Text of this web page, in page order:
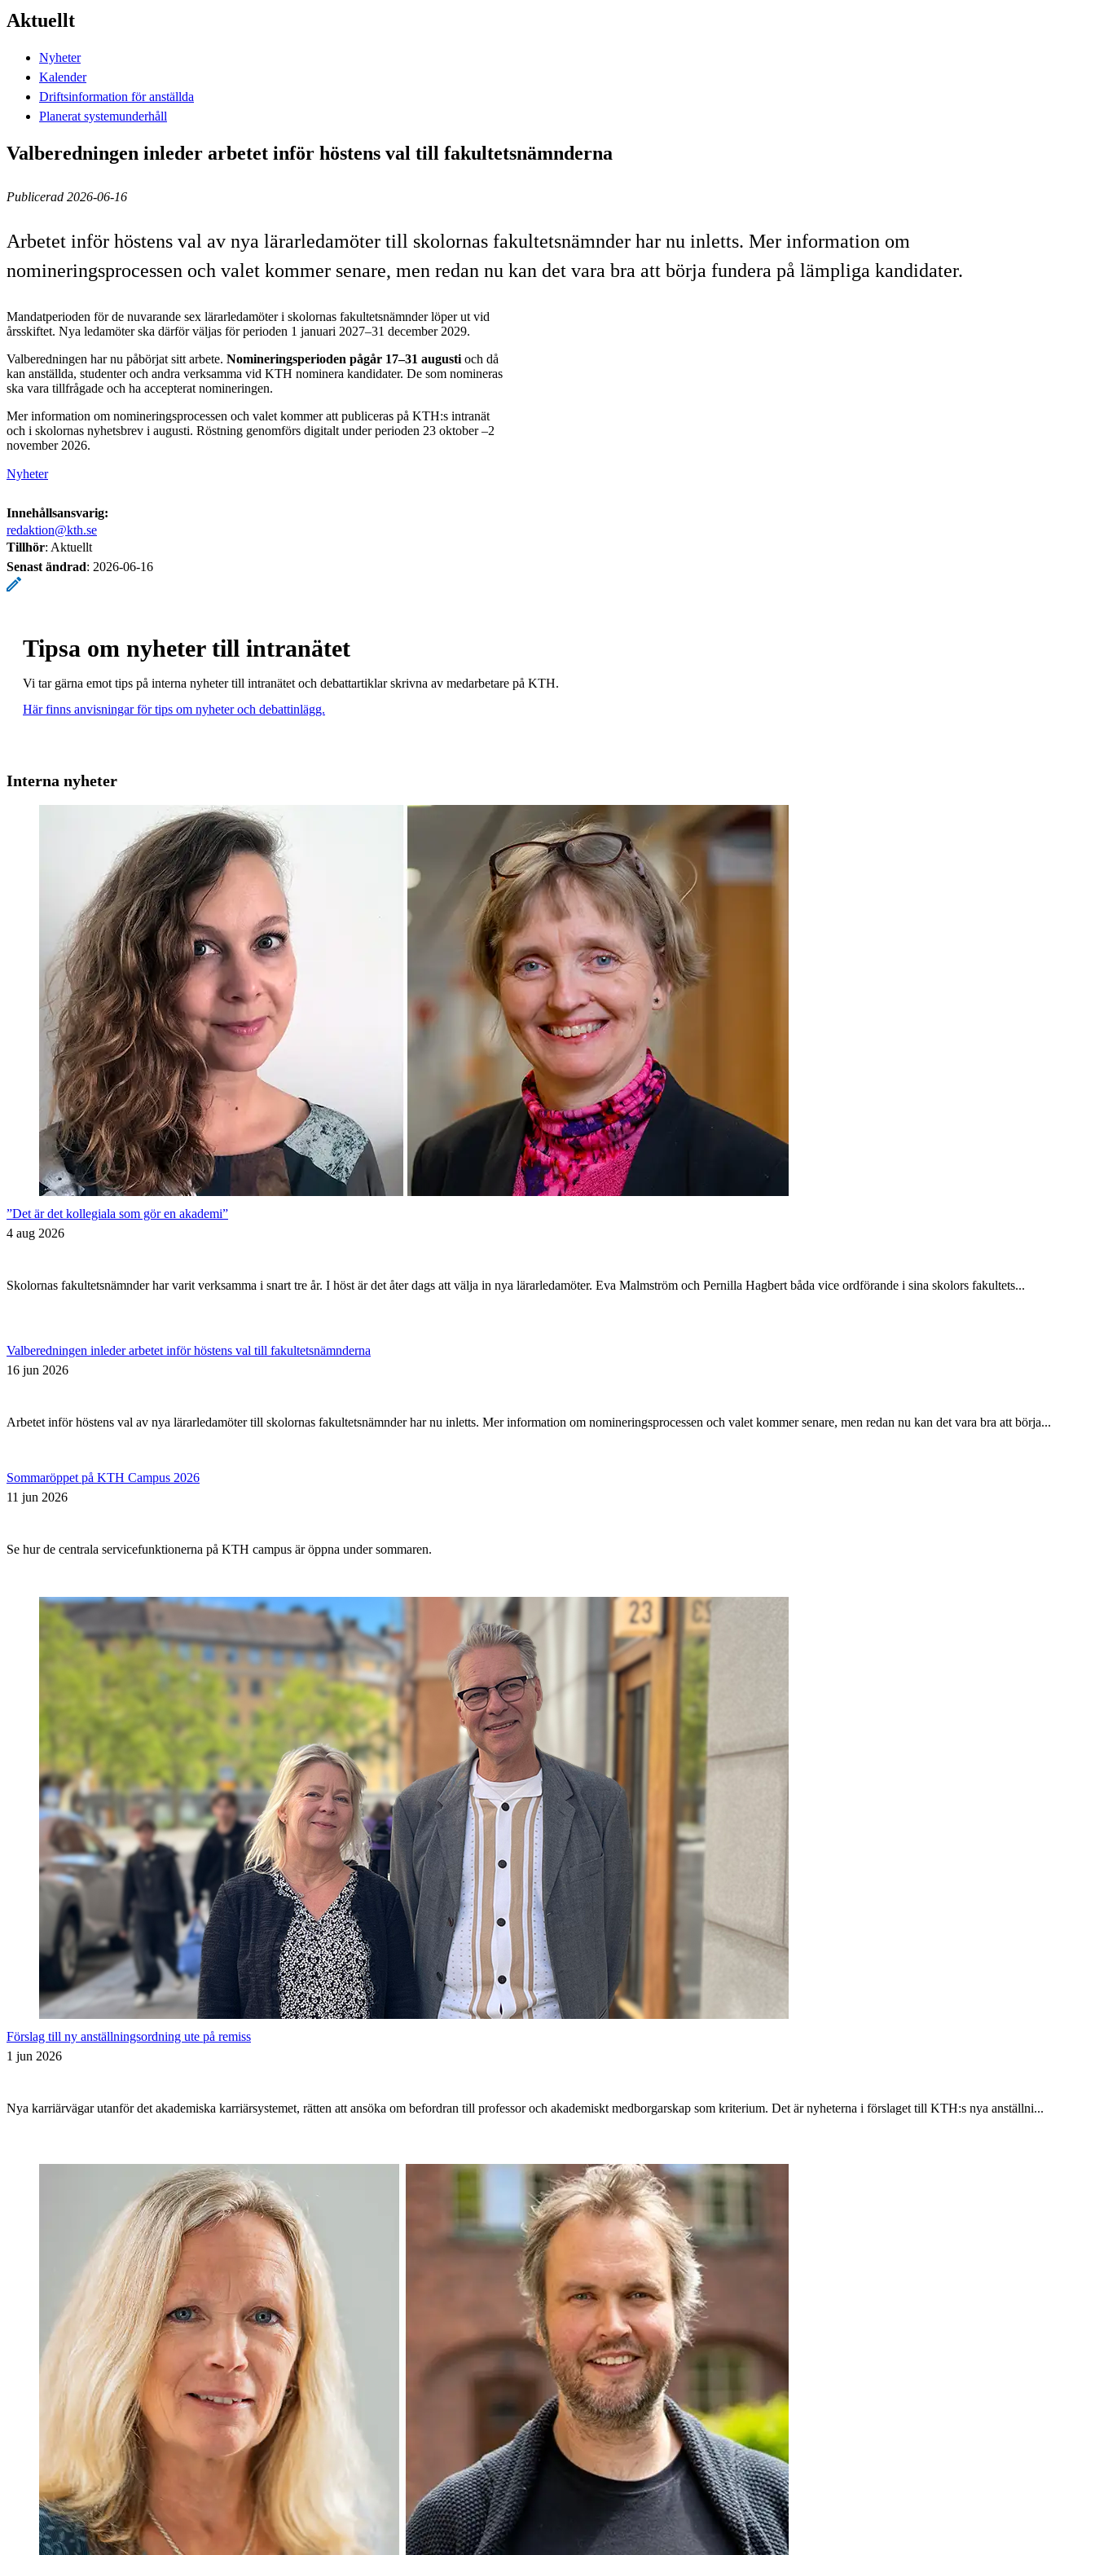
Aktuellt
Nyheter
Kalender
Driftsinformation för anställda
Planerat systemunderhåll
Valberedningen inleder arbetet inför höstens val till fakultetsnämnderna
Publicerad 2026-06-16
Arbetet inför höstens val av nya lärarledamöter till skolornas fakultetsnämnder har nu inletts. Mer information om
nomineringsprocessen och valet kommer senare, men redan nu kan det vara bra att börja fundera på lämpliga kandidater.
Mandatperioden för de nuvarande sex lärarledamöter i skolornas fakultetsnämnder löper ut vid
årsskiftet. Nya ledamöter ska därför väljas för perioden 1 januari 2027–31 december 2029.
Valberedningen har nu påbörjat sitt arbete. Nomineringsperioden pågår 17–31 augusti och då
kan anställda, studenter och andra verksamma vid KTH nominera kandidater. De som nomineras
ska vara tillfrågade och ha accepterat nomineringen.
Mer information om nomineringsprocessen och valet kommer att publiceras på KTH:s intranät
och i skolornas nyhetsbrev i augusti. Röstning genomförs digitalt under perioden 23 oktober –2
november 2026.
Nyheter
Innehållsansvarig:
redaktion@kth.se
Tillhör: Aktuellt
Senast ändrad: 2026-06-16
Tipsa om nyheter till intranätet
Vi tar gärna emot tips på interna nyheter till intranätet och debattartiklar skrivna av medarbetare på KTH.
Här finns anvisningar för tips om nyheter och debattinlägg.
Interna nyheter
”Det är det kollegiala som gör en akademi”
4 aug 2026
Skolornas fakultetsnämnder har varit verksamma i snart tre år. I höst är det åter dags att välja in nya lärarledamöter. Eva Malmström och Pernilla Hagbert båda vice ordförande i sina skolors fakultets...
Valberedningen inleder arbetet inför höstens val till fakultetsnämnderna
16 jun 2026
Arbetet inför höstens val av nya lärarledamöter till skolornas fakultetsnämnder har nu inletts. Mer information om nomineringsprocessen och valet kommer senare, men redan nu kan det vara bra att börja...
Sommaröppet på KTH Campus 2026
11 jun 2026
Se hur de centrala servicefunktionerna på KTH campus är öppna under sommaren.
Förslag till ny anställningsordning ute på remiss
1 jun 2026
Nya karriärvägar utanför det akademiska karriärsystemet, rätten att ansöka om befordran till professor och akademiskt medborgarskap som kriterium. Det är nyheterna i förslaget till KTH:s nya anställni...